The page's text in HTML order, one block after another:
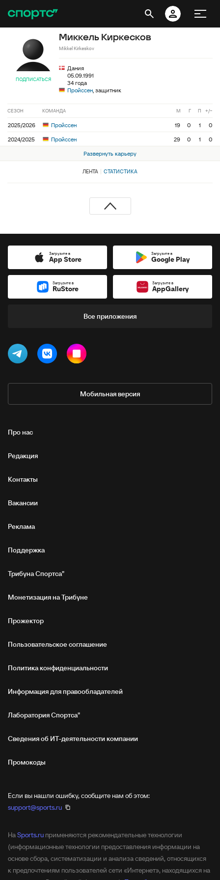
ПОДПИСАТЬСЯ
Миккель Киркесков
Mikkel Kirkeskov
Дания
05.09.1991
34 года
Пройссен, защитник
СЕЗОН КОМАНДА М Г П +/−
2025/2026 Пройссен 19 0 1
0
2024/2025
Пройссен 29 0 1
0
Развернуть карьеру
ЛЕНТА СТАТИСТИКА
Загрузите в
App Store
Загрузите в
Google Play
Загрузите в
RuStore
Загрузите в
AppGallery
Все приложения
Мобильная версия
Про нас
Редакция
Контакты
Вакансии
Реклама
Поддержка
Трибуна Спортса"
Монетизация на Трибуне
Прожектор
Пользовательское соглашение
Политика конфиденциальности
Информация для правообладателей
Лаборатория Спортса"
Сведения об ИТ‑деятельности компании
Промокоды
Если вы нашли ошибку, сообщите нам об этом:
support@sports.ru
НаSports.ru применяются рекомендательные технологии
(информационные технологии предоставления информации на
основе сбора, систематизации и анализа сведений, относящихся
к предпочтениям пользователей сети «Интернет», находящихся на